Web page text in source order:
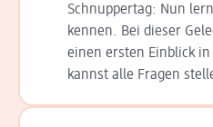
Schnup­per­tag: Nun
kennen. Bei dieser
einen ersten Einblick
kannst alle Fragen